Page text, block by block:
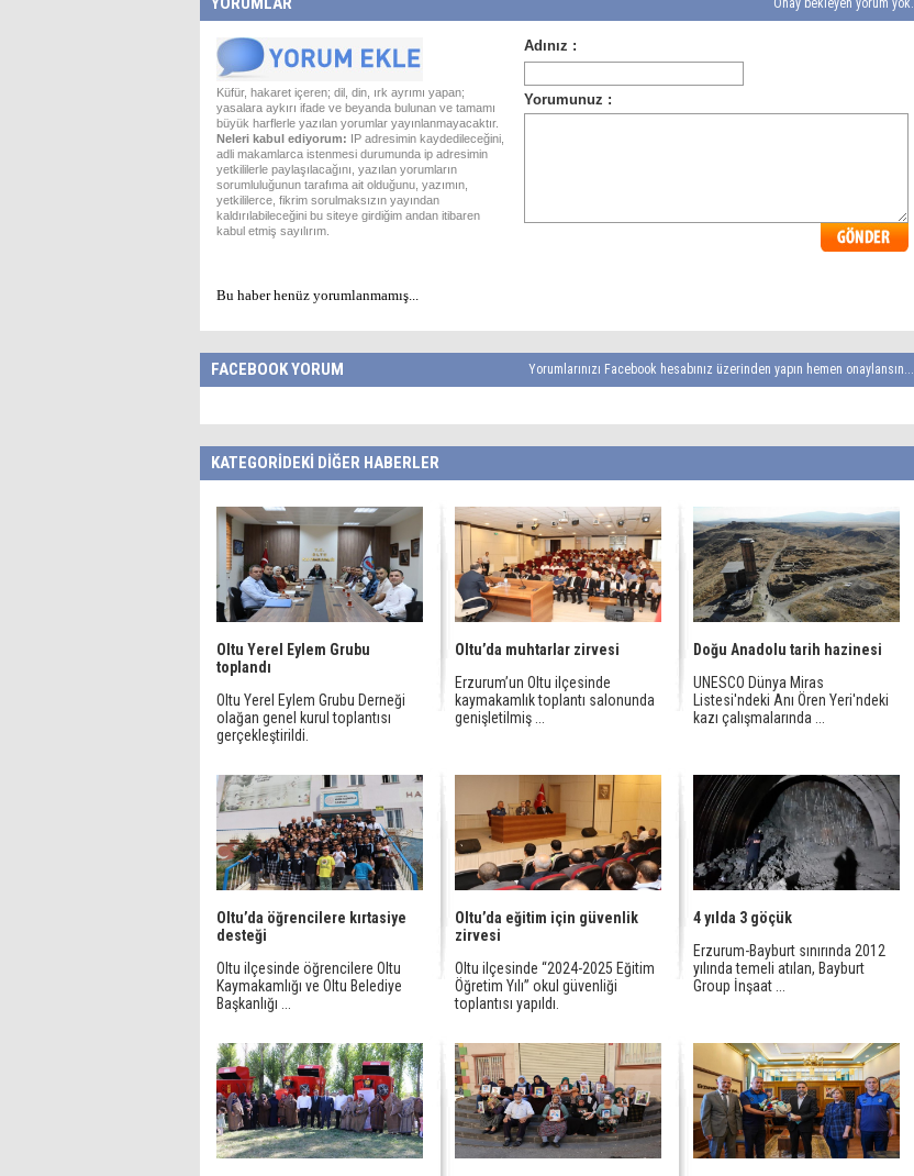
Onay bekleyen yorum yok.
Küfür, hakaret içeren; dil, din, ırk ayrımı yapan;
yasalara aykırı ifade ve beyanda bulunan ve tamamı
büyük harflerle yazılan yorumlar yayınlanmayacaktır.
Neleri kabul ediyorum: IP adresimin kaydedileceğini,
adli makamlarca istenmesi durumunda ip adresimin
yetkililerle paylaşılacağını, yazılan yorumların
sorumluluğunun tarafıma ait olduğunu, yazımın,
yetkililerce, fikrim sorulmaksızın yayından
kaldırılabileceğini bu siteye girdiğim andan itibaren
kabul etmiş sayılırım.
Bu haber henüz yorumlanmamış...
FACEBOOK YORUM Yorumlarınızı Facebook hesabınız üzerinden yapın hemen onaylansın...
KATEGORİDEKİ DİĞER HABERLER
Oltu Yerel Eylem Grubu
toplandı
Oltu Yerel Eylem Grubu Derneği
olağan genel kurul toplantısı
gerçekleştirildi.
Oltu’da muhtarlar zirvesi
Erzurum’un Oltu ilçesinde
kaymakamlık toplantı salonunda
genişletilmiş ...
Doğu Anadolu tarih hazinesi
UNESCO Dünya Miras
Listesi'ndeki Anı Ören Yeri'ndeki
kazı çalışmalarında ...
Oltu’da öğrencilere kırtasiye
desteği
Oltu ilçesinde öğrencilere Oltu
Kaymakamlığı ve Oltu Belediye
Başkanlığı ...
Oltu’da eğitim için güvenlik
zirvesi
Oltu ilçesinde “2024-2025 Eğitim
Öğretim Yılı” okul güvenliği
toplantısı yapıldı.
4 yılda 3 göçük
Erzurum-Bayburt sınırında 2012
yılında temeli atılan, Bayburt
Group İnşaat ...